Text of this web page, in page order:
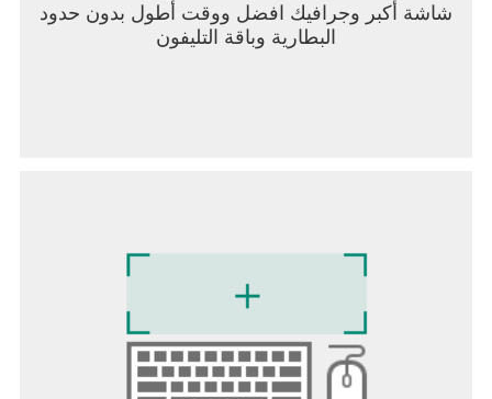
شاشة أكبر وجرافيك افضل ووقت أطول بدون حدود
البطارية وباقة التليفون